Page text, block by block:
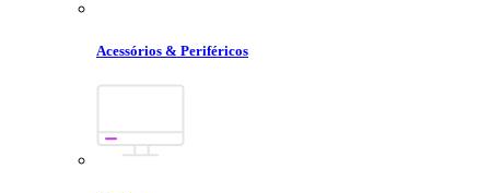
Acessórios & Periféricos